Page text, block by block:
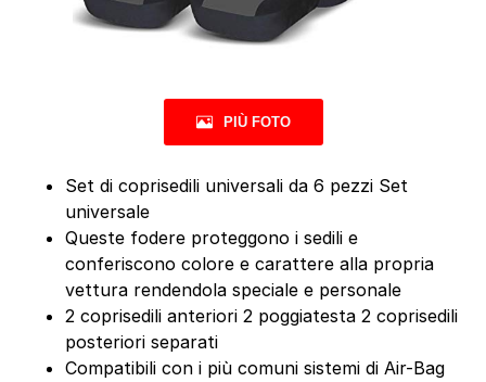
PIÙ FOTO
Set di coprisedili universali da 6 pezzi Set
universale
Queste fodere proteggono i sedili e
conferiscono colore e carattere alla propria
vettura rendendola speciale e personale
2 coprisedili anteriori 2 poggiatesta 2 coprisedili
posteriori separati
Compatibili con i più comuni sistemi di Air-Bag